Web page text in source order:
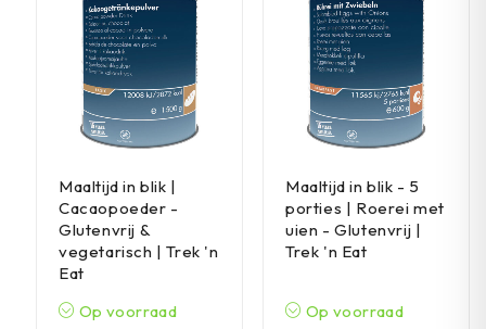
Maaltijd in blik |
Cacaopoeder -
Glutenvrij &
vegetarisch | Trek 'n
Eat
Op voorraad
Maaltijd in blik - 5
porties | Roerei met
uien - Glutenvrij |
Trek 'n Eat
Op voorraad